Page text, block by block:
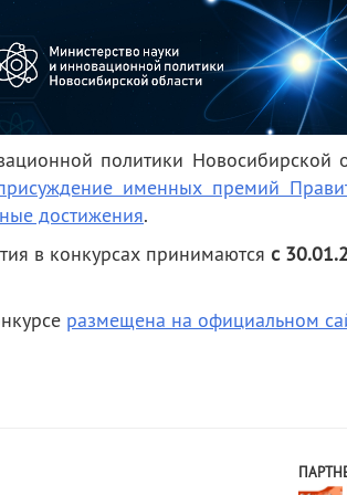
политики Новосибирской
именных премий
достижения.
в конкурсах принимаются с
размещена на официальном